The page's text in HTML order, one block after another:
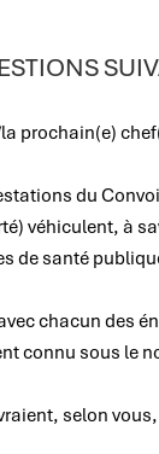
prochain(e)
du
véhiculent, à
de santé
chacun des
connu sous le
selon vous,